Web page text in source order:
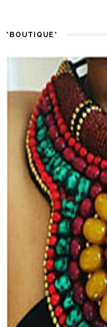
*BOUTIQUE*